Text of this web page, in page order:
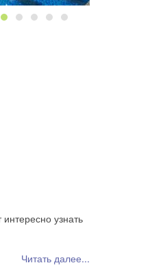
узнать
Читать далее...